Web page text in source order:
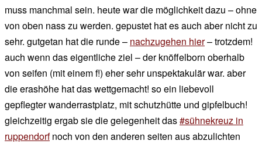
chef
muss manchmal sein. heute war die möglichkeit dazu – ohne
von oben nass zu werden. gepustet hat es auch aber nicht zu
sehr. gutgetan hat die runde – nachzugehen hier– trotzdem!
auch wenn das eigentliche ziel – der knöffelborn oberhalb
von seifen (mit einem f!) eher sehr unspektakulär war. aber
die erashöhe hat das wettgemacht! so ein liebevoll
gepflegter wanderrastplatz, mit schutzhütte und gipfelbuch!
gleichzeitig ergab sie die gelegenheit das#sühnekreuz in
ruppendorfnoch von den anderen seiten aus abzulichten